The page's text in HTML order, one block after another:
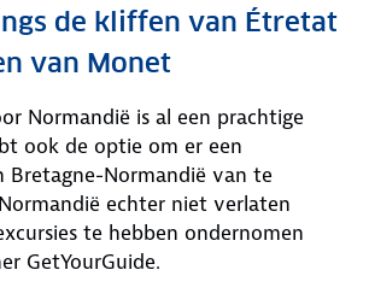
de kliffen van Étretat
van Monet
Normandië is al een prachtige
ook de optie om er een
Bretagne-Normandië van te
echter niet verlaten
te hebben ondernomen
GetYourGuide.